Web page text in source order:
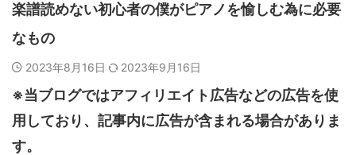
楽譜読めない初心者の僕がピアノを愉しむ為に必要
なもの
2023年8月16日 2023年9月16日
※当ブログではアフィリエイト広告などの広告を使
用しており、記事内に広告が含まれる場合がありま
す。